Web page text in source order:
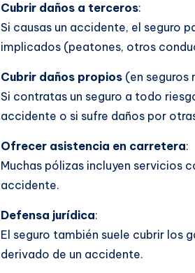
Cubrir daños a terceros:
Si causas un accidente, el seguro
implicados (peatones, otros
Cubrir daños propios (en seguros
Si contratas un seguro a todo
accidente o si sufre daños por
Ofrecer asistencia en carretera:
Muchas pólizas incluyen servicios
accidente.
Defensa jurídica:
El seguro también suele cubrir los
derivado de un accidente.